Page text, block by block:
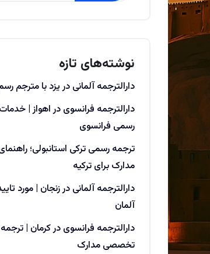
نوشته‌های تازه
دارالترجمه آلمانی در یزد با مترجم
دارالترجمه فرانسوی در اهواز |
رسمی فرانسوی
ترجمه رسمی ترکی استانبولی؛
مدارک برای ترکیه
دارالترجمه آلمانی در زنجان | مورد
آلمان
دارالترجمه فرانسوی در کرمان |
تخصصی مدارک